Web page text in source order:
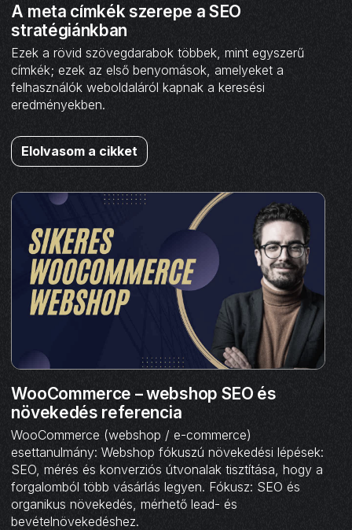
A meta címkék szerepe a SEO
stratégiánkban
Ezek a rövid szövegdarabok többek, mint egyszerű
címkék; ezek az első benyomások, amelyeket a
felhasználók weboldaláról kapnak a keresési
eredményekben.
Elolvasom a cikket
WooCommerce – webshop SEO és
növekedés referencia
WooCommerce (webshop / e-commerce)
esettanulmány: Webshop fókuszú növekedési lépések:
SEO, mérés és konverziós útvonalak tisztítása, hogy a
forgalomból több vásárlás legyen. Fókusz: SEO és
organikus növekedés, mérhető lead- és
bevételnövekedéshez.